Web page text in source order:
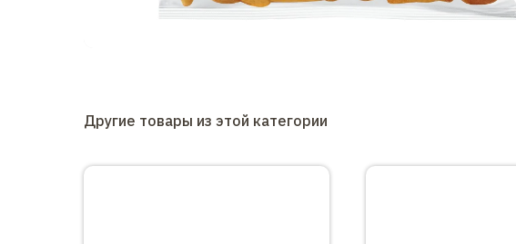
Другие товары из этой категории